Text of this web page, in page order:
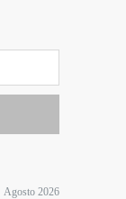
Agosto 2026